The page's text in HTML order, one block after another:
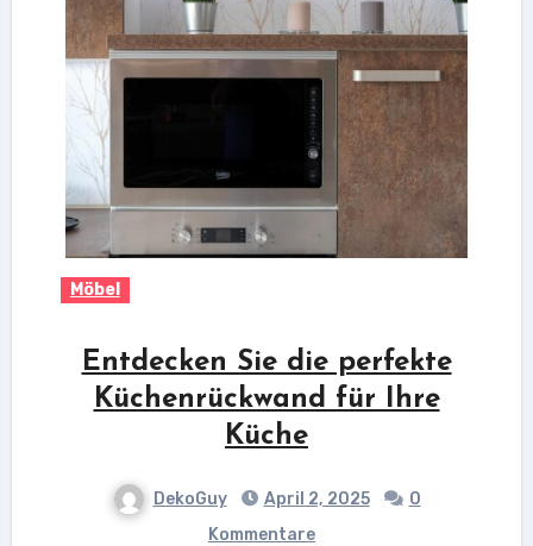
Möbel
Entdecken Sie die perfekte
Küchenrückwand für Ihre
Küche
DekoGuy April 2, 2025
0
Kommentare